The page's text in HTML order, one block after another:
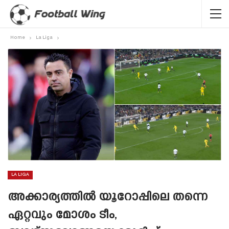
Home La Liga
LA LIGA
അക്കാര്യത്തിൽ യൂറോപ്പിലെ തന്നെ
ഏറ്റവും മോശം ടീം,